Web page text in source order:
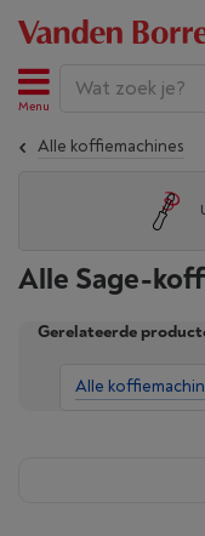
Menu
Alle koffiemachines
Alle Sage-
Gerelateerde
Alle